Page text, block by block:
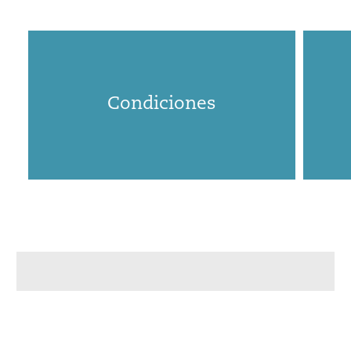
Condiciones